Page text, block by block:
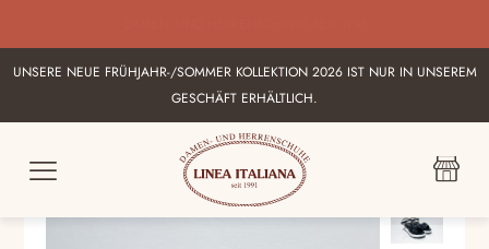
KARLSRUHE
UNSERE NEUE FRÜHJAHR-/SOMMER KOLLEKTION 2026 IST NUR IN UNSEREM
GESCHÄFT ERHÄLTLICH.